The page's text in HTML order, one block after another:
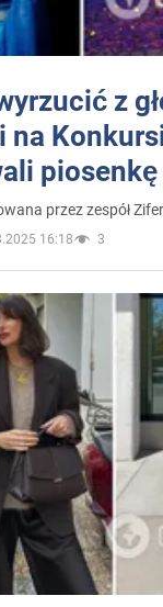
z
na
przez zespół
16:18 3